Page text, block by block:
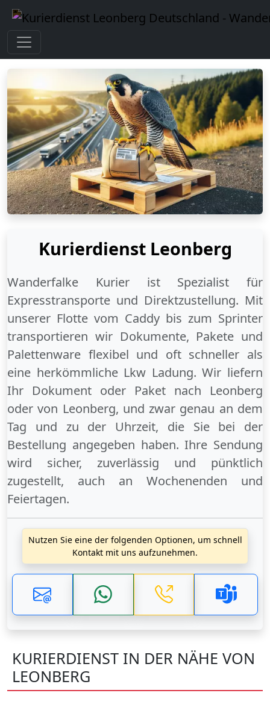
Kurierdienst Leonberg
Wanderfalke Kurier ist Spezialist für
Expresstransporte und Direktzustellung. Mit
unserer Flotte vom Caddy bis zum Sprinter
transportieren wir Dokumente, Pakete und
Palettenware flexibel und oft schneller als
eine herkömmliche Lkw Ladung. Wir liefern
Ihr Dokument oder Paket nach Leonberg
odervon Leonberg, und zwar genau an dem
Tag und zu der Uhrzeit, die Sie bei der
Bestellung angegeben haben. Ihre Sendung
wird sicher, zuverlässig und pünktlich
zugestellt, auch an Wochenenden und
Feiertagen.
Nutzen Sie eine der folgenden Optionen, um schnell
Kontakt mit uns aufzunehmen.
KURIERDIENST IN DER NÄHE VON
LEONBERG